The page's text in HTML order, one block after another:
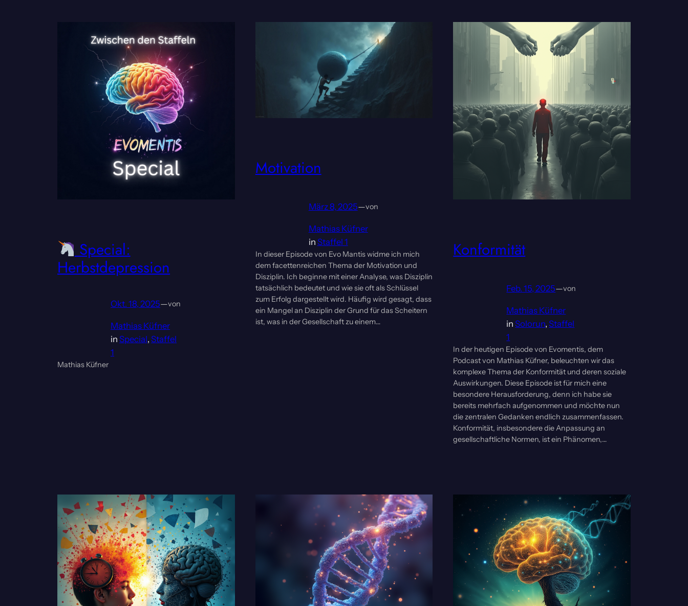
Special:
Herbstdepression
Okt. 18, 2025—von
Mathias Küfner
in Special, Staffel
1
Mathias Küfner
Motivation
März 8, 2025—von
Mathias Küfner
in Staffel 1
In dieser Episode von Evo Mantis widme ich mich
dem facettenreichen Thema der Motivation und
Disziplin. Ich beginne mit einer Analyse, was Disziplin
tatsächlich bedeutet und wie sie oft als Schlüssel
zum Erfolg dargestellt wird. Häufig wird gesagt, dass
ein Mangel an Disziplin der Grund für das Scheitern
ist, was in der Gesellschaft zu einem…
Konformität
Feb. 15, 2025—von
Mathias Küfner
inSolorun, Staffel
1
In der heutigen Episode von Evomentis, dem
Podcast von Mathias Küfner, beleuchten wir das
komplexe Thema der Konformität und deren soziale
Auswirkungen. Diese Episode ist für mich eine
besondere Herausforderung, denn ich habe sie
bereits mehrfach aufgenommen und möchte nun
die zentralen Gedanken endlich zusammenfassen.
Konformität, insbesondere die Anpassung an
gesellschaftliche Normen, ist ein Phänomen,…